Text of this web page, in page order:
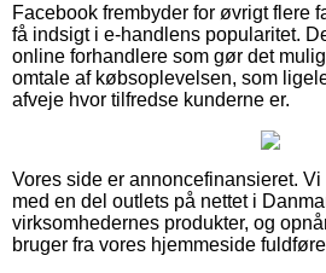
Facebook frembyder for øvrigt flere
få indsigt i e-handlens popularitet.
online forhandlere som gør det
omtale af købsoplevelsen, som
afveje hvor tilfredse kunderne er.
Vores side er annoncefinansieret.
med en del outlets på nettet i
virksomhedernes produkter, og
bruger fra vores hjemmeside